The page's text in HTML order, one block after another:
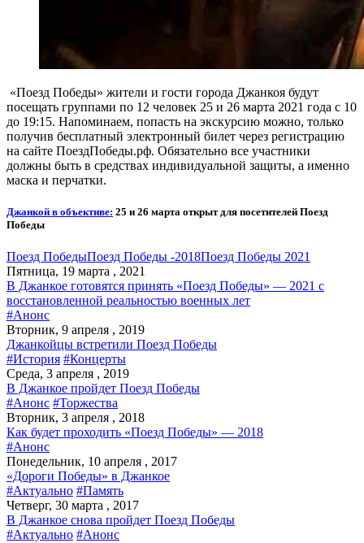
«Поезд Победы» жители и гости города Джанкоя будут
посещать группами по 12 человек 25 и 26 марта 2021 года с 10
до 19:15. Напоминаем, попасть на экскурсию можно, только
получив бесплатный электронный билет через регистрацию
на сайте ПоездПобеды.рф. Обязательно все участники
должны быть в средствах индивидуальной защиты, а именно
маска и перчатки.
Джанкой в объективе: 25 и 26 марта открыт для посетителей Поезд
Победы
Поезд ПобедыПоезд Победы -2018Поезд Победы 2021
Пятница, 19 марта , 2021
В Джанкое готовятся принять «Поезд Победы» — 2021 с
восстановленной реальностью военных лет
#Анонс
Вторник, 9 апреля , 2019
Джанкойцы встретили Поезд Победы
#История #Концерты
Среда, 3 апреля , 2019
В Джанкое пройдет Поезд Победы
#Анонс #Торжества
Вторник, 3 апреля , 2018
Как будет проходить «Поезд Победы» — 2018
#Анонс
Понедельник, 10 апреля , 2017
«Дороги Победы» в Джанкое
#Актуально #Память
Четверг, 30 марта , 2017
В Джанкое снова пройдет Поезд Победы
#Актуально #Анонс